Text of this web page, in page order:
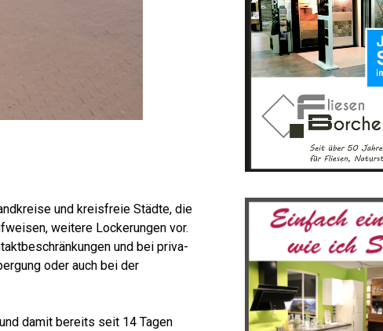
und kreis­freie Städ­te, die
wei­te­re Locke­run­gen vor.
und bei pri­va­
oder auch bei der
damit bereits seit 14 Tagen